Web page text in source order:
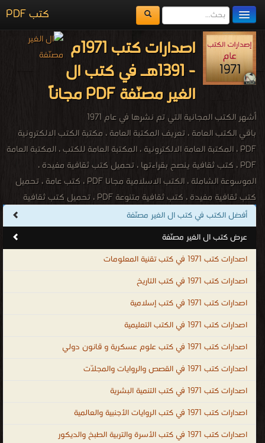
كتب PDF
مكتبة الكتب
المكتبات
يُقرأ حالياً
اضف كتاب
اصدارات كتب 1971م
- 1391هـ في كتب ال
الغير مصنّفة PDF مجاناً
أشهر الكتب المجانية التي تم نشرها في عام 1971
باقي الكتب العامة ، تعريف المكتبة العامة ، مكتبة الكتب الالكترونية
PDF ، المكتبة العامة الالكترونية ، المكتبة العامة للكتب ، المكتبة العامة
PDF ، كتب ثقافية ينصح بقراءتها ، تحميل كتب ثقافية مفيدة ،
الموسوعة الشاملة ، الكتب الاسلامية مجانا PDF ، كتب عامة ، تحميل
كتب ثقافية مفيدة ، كتب ثقافية متنوعة PDF ، تحميل كتب ثقافية
كتب معلومات عامة PDF ، مكتبة الكتب الالكترونية ، كتب متنوعة ، كتب
مصورة ، كتب صوتية ، كتب اون لاين ، كتب عامة للتحميل ، كتب عامة
للقراءة ، كتب عامة مجانية ، كتب اسلامية عامة ، كتب ثقافية عامة ، كتب
عامة فى الطبخ ، كتب عامة فى التاريخ ، كتب عامة فى الشعر ، ال الغير
أفضل الكتب في كتب ال الغير مصنّفة
عرض كتب ال الغير مصنّفة
اصدارات كتب 1971 في كتب تقنية المعلومات
اصدارات كتب 1971 في كتب التاريخ
اصدارات كتب 1971 في كتب إسلامية
اصدارات كتب 1971 في الكتب التعليمية
اصدارات كتب 1971 في كتب علوم عسكرية و قانون دولي
اصدارات كتب 1971 في القصص والروايات والمجلّات
اصدارات كتب 1971 في كتب التنمية البشرية
اصدارات كتب 1971 في كتب الروايات الأجنبية والعالمية
اصدارات كتب 1971 في كتب الأسرة والتربية الطبخ والديكور